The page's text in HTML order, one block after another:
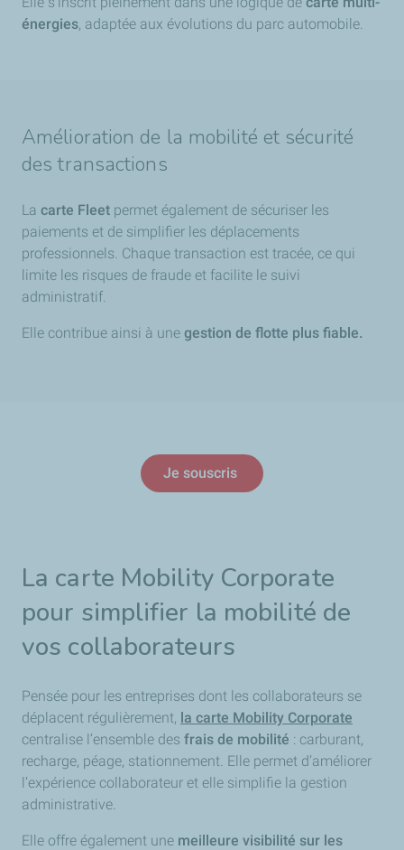
énergies, adaptée aux évolutions du parc automobile.
Amélioration de la mobilité et sécurité
des transactions
La carte Fleet permet également de sécuriser les
paiements et de simplifier les déplacements
professionnels. Chaque transaction est tracée, ce qui
limite les risques de fraude et facilite le suivi
administratif.
Elle contribue ainsi à une gestion de flotte plus fiable.
Je souscris
La carte Mobility Corporate
pour simplifier la mobilité de
vos collaborateurs
Pensée pour les entreprises dont les collaborateurs se
déplacent régulièrement, la carte Mobility Corporate
centralise l’ensemble des frais de mobilité : carburant,
recharge, péage, stationnement. Elle permet d’améliorer
l’expérience collaborateur et elle simplifie la gestion
administrative.
Elle offre également une meilleure visibilité sur les